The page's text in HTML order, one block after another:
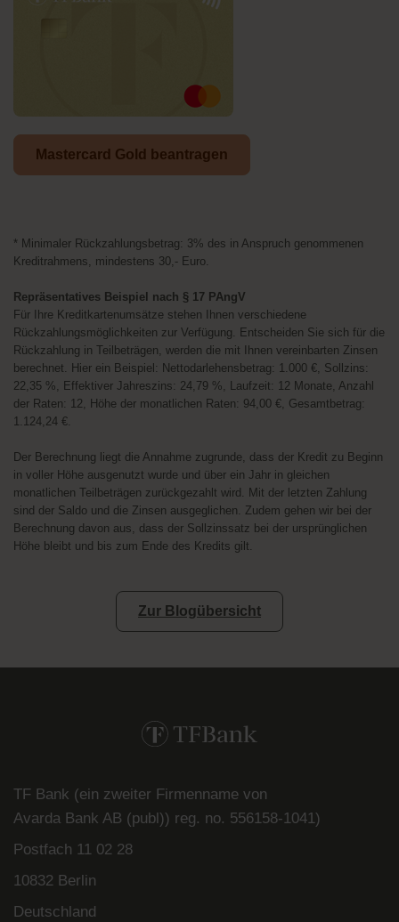
Mastercard Gold beantragen
* Minimaler Rückzahlungsbetrag: 3% des in Anspruch genommenen
Kreditrahmens, mindestens 30,- Euro.
Repräsentatives Beispiel nach § 17 PAngV
Für Ihre Kreditkartenumsätze stehen Ihnen verschiedene
Rückzahlungsmöglichkeiten zur Verfügung. Entscheiden Sie sich für die
Rückzahlung in Teilbeträgen, werden die mit Ihnen vereinbarten Zinsen
berechnet. Hier ein Beispiel: Nettodarlehensbetrag: 1.000 €, Sollzins:
22,35 %, Effektiver Jahreszins: 24,79 %, Laufzeit: 12 Monate, Anzahl
der Raten: 12, Höhe der monatlichen Raten: 94,00 €, Gesamtbetrag:
1.124,24 €.
Der Berechnung liegt die Annahme zugrunde, dass der Kredit zu Beginn
in voller Höhe ausgenutzt wurde und über ein Jahr in gleichen
monatlichen Teilbeträgen zurückgezahlt wird. Mit der letzten Zahlung
sind der Saldo und die Zinsen ausgeglichen. Zudem gehen wir bei der
Berechnung davon aus, dass der Sollzinssatz bei der ursprünglichen
Höhe bleibt und bis zum Ende des Kredits gilt.
Zur Blogübersicht
TF Bank (ein zweiter Firmenname von
Avarda Bank AB (publ )) reg. no. 556158-1041)
Postfach 11 02 28
10832 Berlin
Deutschland